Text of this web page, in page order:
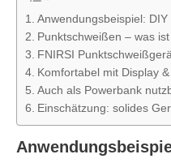
Anwendungsbeispiel: DIY
Punktschweißen – was
FNIRSI
Komfortabel mit Display &
Auch als Powerbank
Einschätzung: solides